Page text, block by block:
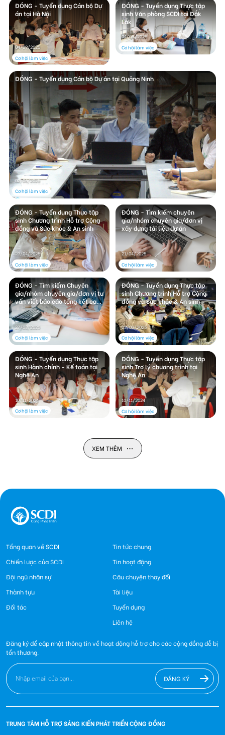
ĐÓNG - Tuyển dụng Cán bộ Dự
án tại Hà Nội
04/09/2025
Cơ hội làm việc
ĐÓNG - Tuyển dụng Thực tập
sinh Văn phòng SCDI tại Đắk
Lắk
04/08/2025
Cơ hội làm việc
ĐÓNG - Tuyển dụng Cán bộ Dự án tại Quảng Ninh
02/06/2025
Cơ hội làm việc
ĐÓNG - Tuyển dụng Thực tập
sinh Chương trình Hỗ trợ Cộng
đồng và Sức khỏe & An sinh
23/04/2025
Cơ hội làm việc
ĐÓNG - Tìm kiếm chuyên
gia/nhóm chuyên gia/đơn vị
xây dựng tài liệu dự án
21/04/2025
Cơ hội làm việc
ĐÓNG - Tìm kiếm Chuyên
gia/nhóm chuyên gia/đơn vị tư
vấn viết báo cáo tổng kết can
thiệp sức khoẻ tâm thần dựa
vào cộng đồng
27/03/2025
Cơ hội làm việc
ĐÓNG - Tuyển dụng Thực tập
sinh Chương trình Hỗ trợ Cộng
đồng và Sức khỏe & An sinh
03/03/2025
Cơ hội làm việc
ĐÓNG - Tuyển dụng Thực tập
sinh Hành chính - Kế toán tại
Nghệ An
10/11/2024
Cơ hội làm việc
ĐÓNG - Tuyển dụng Thực tập
sinh Trợ lý chương trình tại
Nghệ An
10/11/2024
Cơ hội làm việc
XEM THÊM
Tổng quan về SCDI
Chiến lược của SCDI
Đội ngũ nhân sự
Thành tựu
Đối tác
Tin tức chung
Tin hoạt động
Câu chuyện thay đổi
Tài liệu
Tuyển dụng
Liên hệ
Đăng ký để cập nhật thông tin về hoạt động hỗ trợ cho các cộng đồng dễ bị
tổn thương.
ĐĂNG KÝ
TRUNG TÂM HỖ TRỢ SÁNG KIẾN PHÁT TRIỂN CỘNG ĐỒNG